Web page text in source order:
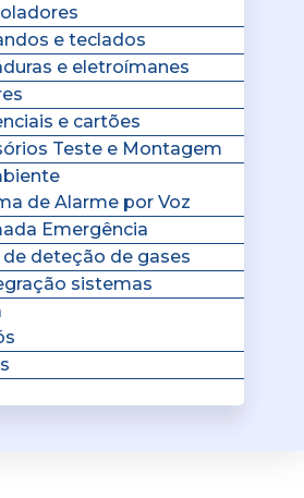
e teclados
e eletroímanes
e cartões
Teste e Montagem
de Alarme por Voz
Emergência
deteção de gases
sistemas